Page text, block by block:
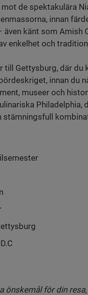
de spektakulära
innan
även känt som Amish
enkelhet och
till Gettysburg, där
innan du
museer och
stämningsfull
önskemål för din